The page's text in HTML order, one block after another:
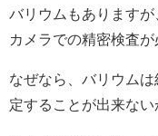
バリウムもあります
カメラでの精密検査が
なぜなら、バリウム
定することが出来ない